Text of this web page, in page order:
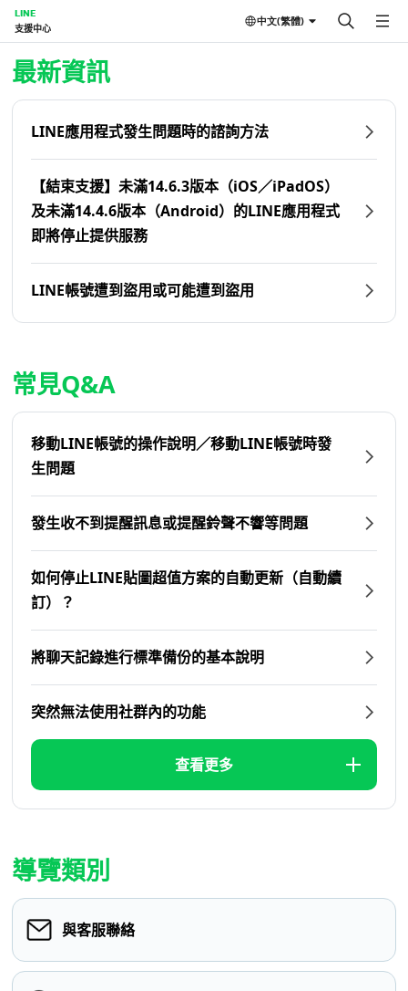
LINE
支援中心
中文(繁體)
首頁 | LINE支援中心
最新資訊
LINE應用程式發生問題時的諮詢方法
【結束支援】未滿14.6.3版本（iOS／iPadOS）
及未滿14.4.6版本（Android）的LINE應用程式
即將停止提供服務
LINE帳號遭到盜用或可能遭到盜用
常見Q&A
移動LINE帳號的操作說明／移動LINE帳號時發
生問題
發生收不到提醒訊息或提醒鈴聲不響等問題
如何停止LINE貼圖超值方案的自動更新（自動續
訂）？
將聊天記錄進行標準備份的基本說明
突然無法使用社群內的功能
查看更多
導覽類別
與客服聯絡